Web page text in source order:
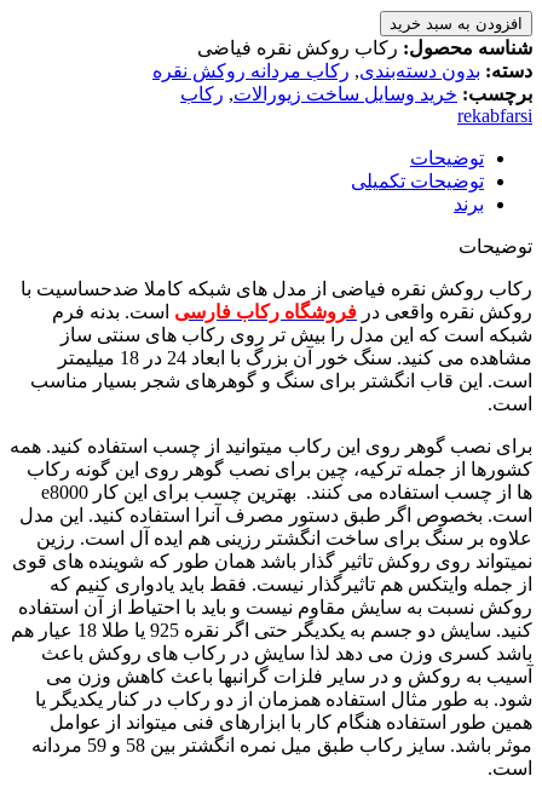
افزودن به سبد خرید
شناسه محصول: رکاب روکش نقره فیاضی
دسته: بدون دسته‌بندی, رکاب مردانه روکش نقره
برچسب: خرید وسایل ساخت زیورالات, رکاب
rekabfarsi
توضیحات
توضیحات تکمیلی
برند
توضیحات
رکاب روکش نقره فیاضی از مدل های شبکه کاملا ضدحساسیت با
روکش نقره واقعی در فروشگاه رکاب فارسی است. بدنه فرم
شبکه است که این مدل را بیش تر روی رکاب های سنتی ساز
مشاهده می کنید. سنگ خور آن بزرگ با ابعاد 24 در 18 میلیمتر
است. این قاب انگشتر برای سنگ و گوهرهای شجر بسیار مناسب
است.
برای نصب گوهر روی این رکاب میتوانید از چسب استفاده کنید. همه
کشورها از جمله ترکیه، چین برای نصب گوهر روی این گونه رکاب
ها از چسب استفاده می کنند. بهترین چسب برای این کار e8000
است. بخصوص اگر طبق دستور مصرف آنرا استفاده کنید. این مدل
علاوه بر سنگ برای ساخت انگشتر رزینی هم ایده آل است. رزین
نمیتواند روی روکش تاثیر گذار باشد همان طور که شوینده های قوی
از جمله وایتکس هم تاثیرگذار نیست. فقط باید یادواری کنیم که
روکش نسبت به سایش مقاوم نیست و باید با احتیاط از آن استفاده
کنید. سایش دو جسم به یکدیگر حتی اگر نقره 925 یا طلا 18 عیار هم
باشد کسری وزن می دهد لذا سایش در رکاب های روکش باعث
آسیب به روکش و در سایر فلزات گرانبها باعث کاهش وزن می
شود. به طور مثال استفاده همزمان از دو رکاب در کنار یکدیگر یا
همین طور استفاده هنگام کار با ابزارهای فنی میتواند از عوامل
موثر باشد. سایز رکاب طبق میل نمره انگشتر بین 58 و 59 مردانه
است.